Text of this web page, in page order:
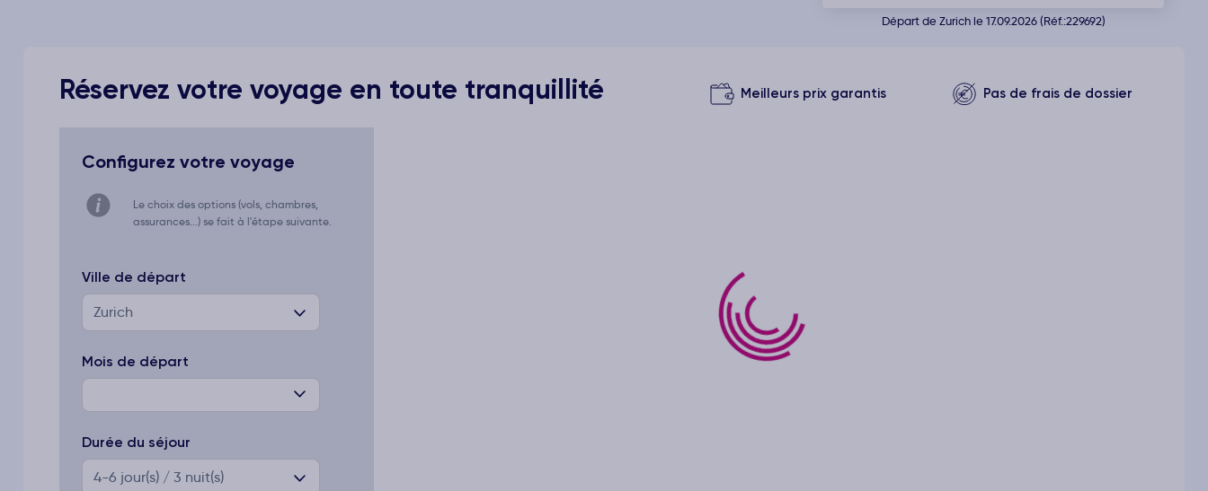
Départ de Zurich le 17.09.2026 (Réf.:229692)
Réservez votre voyage en toute tranquillité Meilleurs prix garantis Pas de frais de dossier
Configurez votre voyage
Le choix des options (vols, chambres,
assurances...) se fait à l'étape suivante.
Ville de départ
Zurich
Mois de départ
Durée du séjour
4-6 jour(s) / 3 nuit(s)